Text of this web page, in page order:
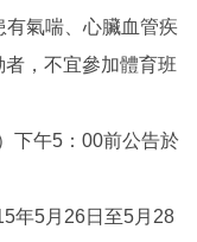
有氣喘、心臟血管疾
，不宜參加體育班
下午5：00前公告於
年5月26日至5月28